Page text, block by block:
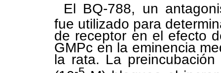
El BQ-788, un
fue utilizado para
de receptor en el efecto
GMPc en la eminencia
la rata. La